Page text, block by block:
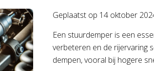
Geplaatst op 14 oktober
Een stuurdemper is een
verbeteren en de rijervaring
dempen, vooral bij hogere